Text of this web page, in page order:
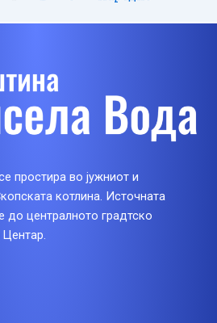
простира во јужниот и
котлина. Источната
до централното градтско
Центар.